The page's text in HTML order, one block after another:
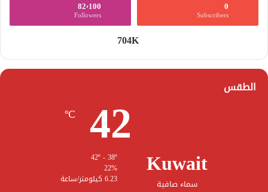
0
Subscribers
82٬100
Followers
704K
الطقس
Kuwait
سماء صافية
42
℃
22%
6.23 كيلومتر/ساعة